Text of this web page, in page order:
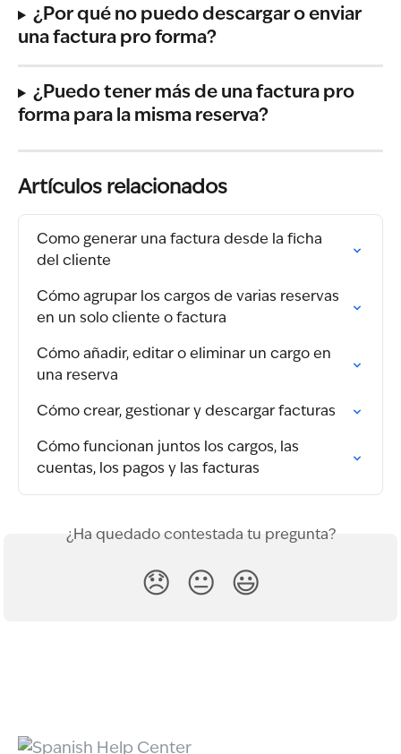
¿Por qué no puedo descargar o enviar
una factura pro forma?
¿Puedo tener más de una factura pro
forma para la misma reserva?
Artículos relacionados
Como generar una factura desde la ficha
del cliente
Cómo agrupar los cargos de varias reservas
en un solo cliente o factura
Cómo añadir, editar o eliminar un cargo en
una reserva
Cómo crear, gestionar y descargar facturas
Cómo funcionan juntos los cargos, las
cuentas, los pagos y las facturas
¿Ha quedado contestada tu pregunta?
😞 😐 😃